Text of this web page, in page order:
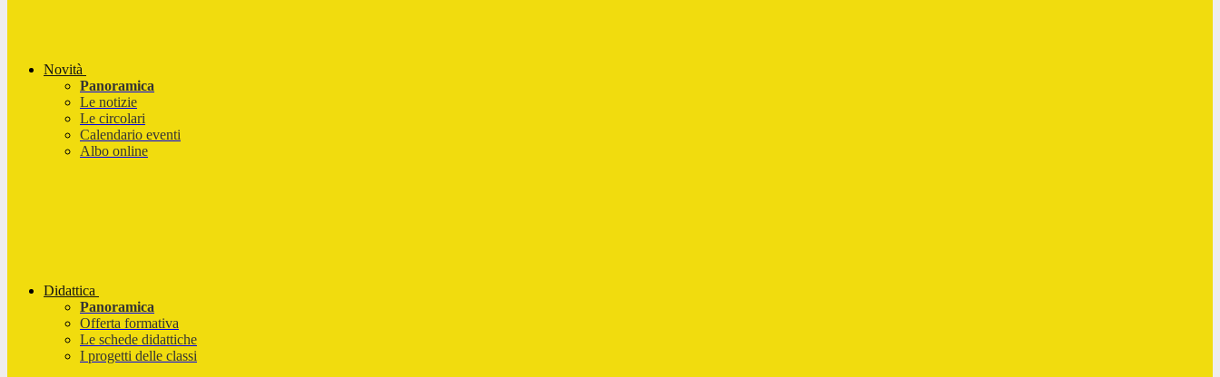
Novità
Panoramica
Le notizie
Le circolari
Calendario eventi
Albo online
Didattica
Panoramica
Offerta formativa
Le schede didattiche
I progetti delle classi